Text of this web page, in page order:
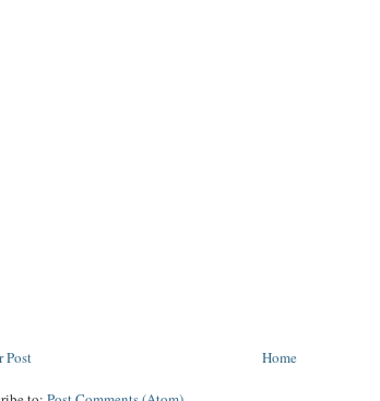
Post Home